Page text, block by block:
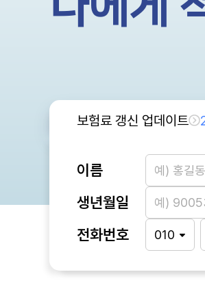
보험료 갱신 업데이트
이름
생년월일
전화번호